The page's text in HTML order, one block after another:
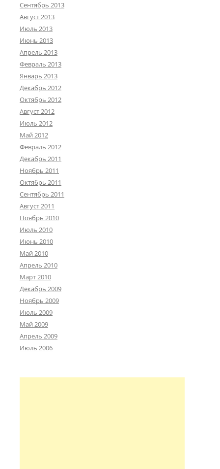
Сентябрь 2013
Август 2013
Июль 2013
Июнь 2013
Апрель 2013
Февраль 2013
Январь 2013
Декабрь 2012
Октябрь 2012
Август 2012
Июль 2012
Май 2012
Февраль 2012
Декабрь 2011
Ноябрь 2011
Октябрь 2011
Сентябрь 2011
Август 2011
Ноябрь 2010
Июль 2010
Июнь 2010
Май 2010
Апрель 2010
Март 2010
Декабрь 2009
Ноябрь 2009
Июль 2009
Май 2009
Апрель 2009
Июль 2006